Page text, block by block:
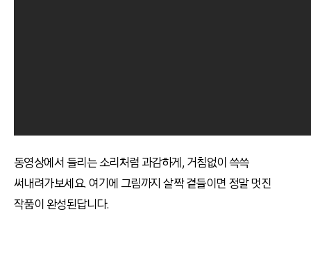
동영상에서 들리는 소리처럼 과감하게 , 거침없이 쓱쓱
써내려가보세요. 여기에 그림까지 살짝 곁들이면 정말 멋진
작품이 완성된답니다.